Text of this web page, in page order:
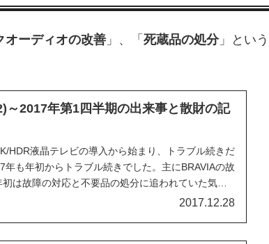
オーディオの改善 」、「 死蔵品の処分」という
～2017年第1四半期の出来事と散財の記
HDR液晶テレビの導入から始まり、トラブル続きだ
年も年初からトラブル続きでした。主にBRAVIAの故
は故障の対応と不要品の処分に追われていた気
2017.12.28